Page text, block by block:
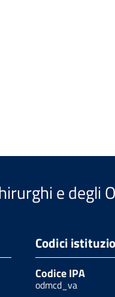
e degli
Codici
Codice IPA
odmcd_va